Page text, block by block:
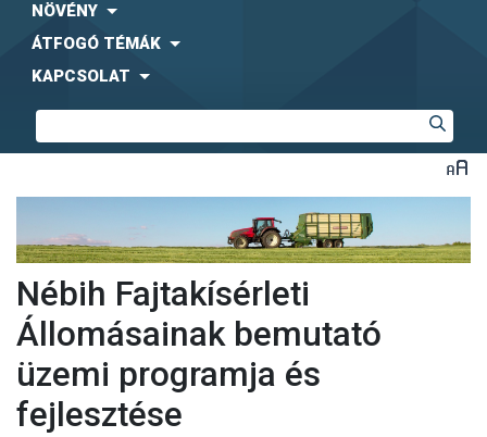
NÖVÉNY
ÁTFOGÓ TÉMÁK
KAPCSOLAT
Nébih Fajtakísérleti
Állomásainak bemutató
üzemi programja és
fejlesztése